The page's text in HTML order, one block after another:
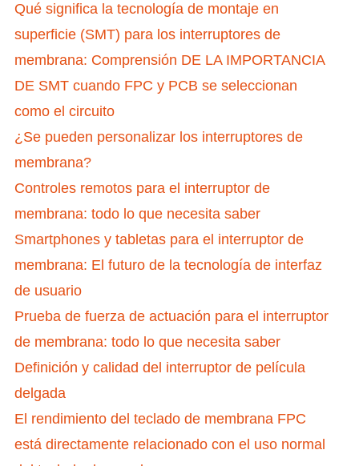
Qué significa la tecnología de montaje en
superficie (SMT) para los interruptores de
membrana: Comprensión DE LA IMPORTANCIA
DE SMT cuando FPC y PCB se seleccionan
como el circuito
¿Se pueden personalizar los interruptores de
membrana?
Controles remotos para el interruptor de
membrana: todo lo que necesita saber
Smartphones y tabletas para el interruptor de
membrana: El futuro de la tecnología de interfaz
de usuario
Prueba de fuerza de actuación para el interruptor
de membrana: todo lo que necesita saber
Definición y calidad del interruptor de película
delgada
El rendimiento del teclado de membrana FPC
está directamente relacionado con el uso normal